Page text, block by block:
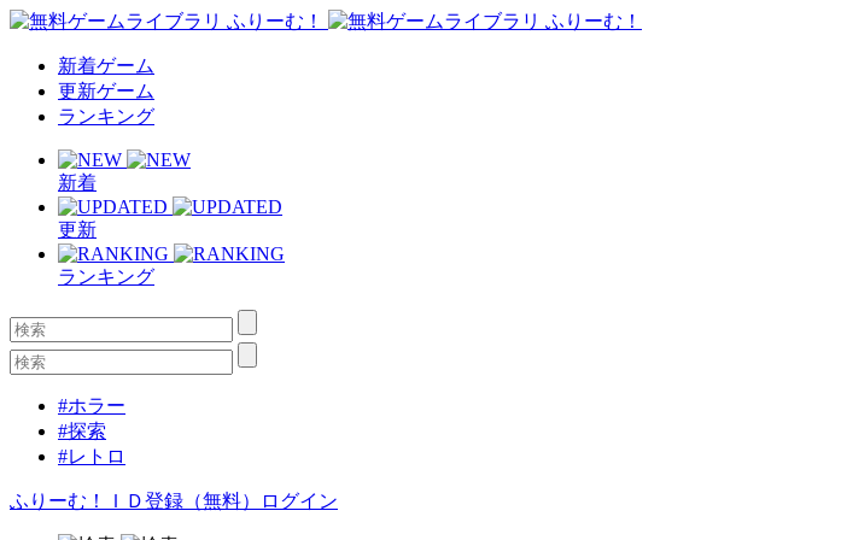
新着ゲーム
更新ゲーム
ランキング
新着
更新
ランキング
#ホラー
#探索
#レトロ
ふりーむ！ＩＤ登録（無料） ログイン